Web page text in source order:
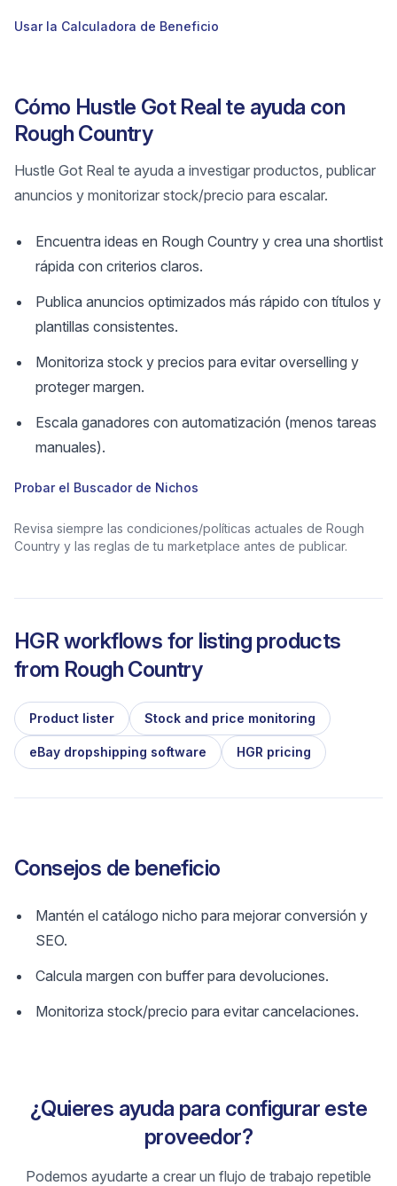
Usar la Calculadora de Beneficio
Cómo Hustle Got Real te ayuda con
Rough Country
Hustle Got Real te ayuda a investigar productos, publicar
anuncios y monitorizar stock/precio para escalar.
Encuentra ideas en Rough Country y crea una shortlist
rápida con criterios claros.
Publica anuncios optimizados más rápido con títulos y
plantillas consistentes.
Monitoriza stock y precios para evitar overselling y
proteger margen.
Escala ganadores con automatización (menos tareas
manuales).
Probar el Buscador de Nichos
Revisa siempre las condiciones/políticas actuales de Rough
Country y las reglas de tu marketplace antes de publicar.
HGR workflows for listing products
from Rough Country
Product lister Stock and price monitoring
eBay dropshipping software HGR pricing
Consejos de beneficio
Mantén el catálogo nicho para mejorar conversión y
SEO.
Calcula margen con buffer para devoluciones.
Monitoriza stock/precio para evitar cancelaciones.
¿Quieres ayuda para configurar este
proveedor?
Podemos ayudarte a crear un flujo de trabajo repetible